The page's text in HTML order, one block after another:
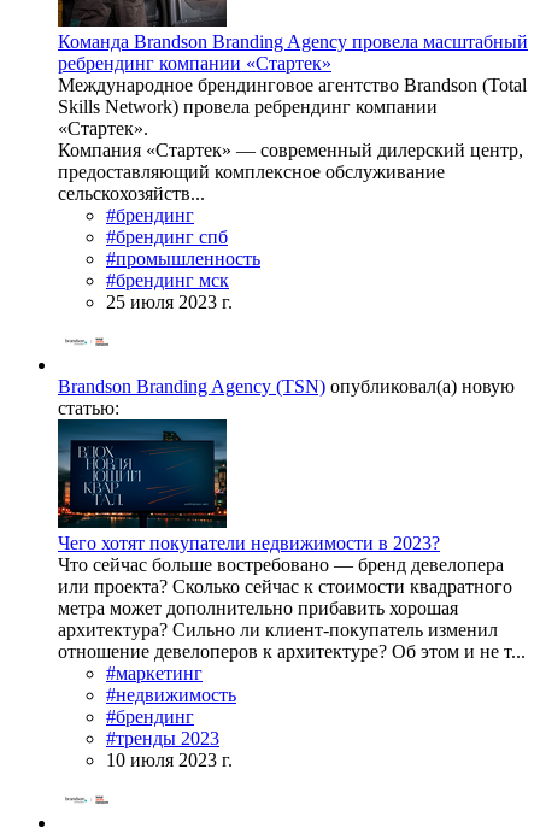
Команда Brandson Branding Agency провела масштабный
ребрендинг компании «Стартек»
Международное брендинговое агентство Brandson (Total
Skills Network) провела ребрендинг компании
«Стартек».
Компания «Стартек» — современный дилерский центр,
предоставляющий комплексное обслуживание
сельскохозяйств...
#брендинг
#брендинг спб
#промышленность
#брендинг мск
25 июля 2023 г.
Brandson Branding Agency (TSN) опубликовал(а) новую
статью:
Чего хотят покупатели недвижимости в 2023?
Что сейчас больше востребовано — бренд девелопера
или проекта? Сколько сейчас к стоимости квадратного
метра может дополнительно прибавить хорошая
архитектура? Сильно ли клиент-покупатель изменил
отношение девелоперов к архитектуре? Об этом и не т...
#маркетинг
#недвижимость
#брендинг
#тренды 2023
10 июля 2023 г.